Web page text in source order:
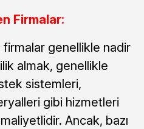
Firmalar:
genellikle nadir
almak, genellikle
sistemleri,
gibi hizmetleri
Ancak, bazı